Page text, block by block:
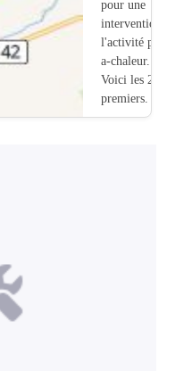
pour une
intervention sur
l'activité pompe-
a-chaleur.
Voici les 20
premiers.